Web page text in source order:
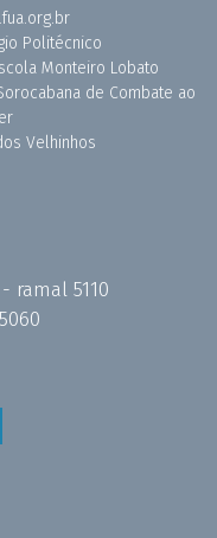
Politécnico
Monteiro Lobato
de Combate ao
Velhinhos
ramal 5110